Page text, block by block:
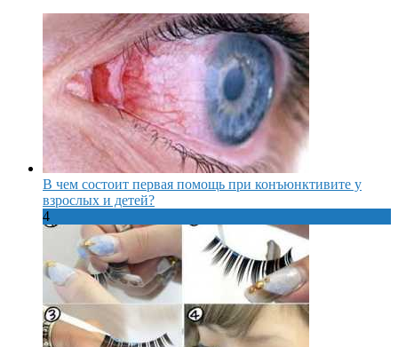
В чем состоит первая помощь при конъюнктивите у
взрослых и детей?
4